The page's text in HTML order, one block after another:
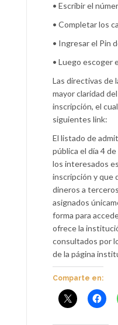
• Escribir el
• Completar los
• Ingresar el Pin
• Luego escoger
Las directivas de
mayor claridad
inscripción, el
siguientes link:
El listado de
pública el día 4
los interesados
inscripción y que
dineros a
asignados
forma para
ofrece la
consultados por
de la página
Comparte en: